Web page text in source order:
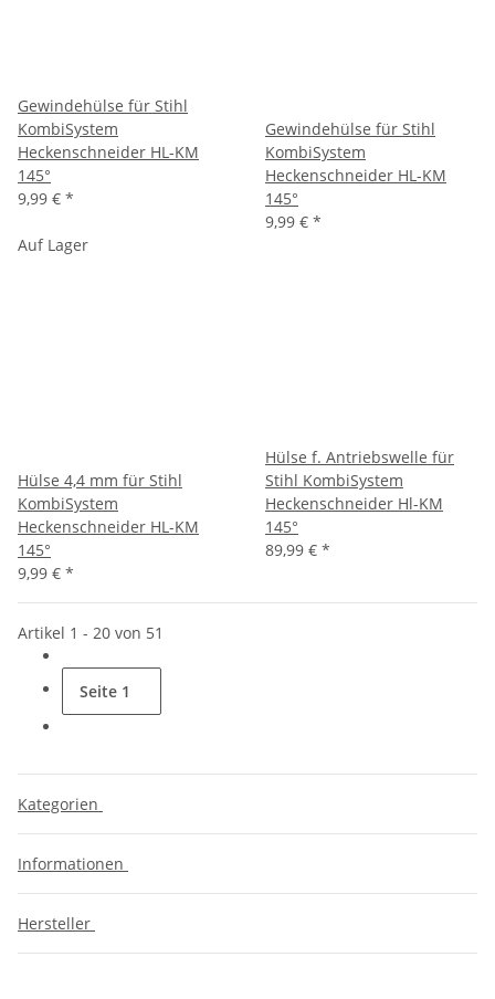
Gewindehülse für Stihl
KombiSystem
Heckenschneider HL-KM
145°
9,99 € *
Gewindehülse für Stihl
KombiSystem
Heckenschneider HL-KM
145°
9,99 € *
Auf Lager
Hülse 4,4 mm für Stihl
KombiSystem
Heckenschneider HL-KM
145°
9,99 € *
Hülse f. Antriebswelle für
Stihl KombiSystem
Heckenschneider Hl-KM
145°
89,99 € *
Artikel 1 - 20 von 51
Seite 1
Kategorien
Informationen
Hersteller